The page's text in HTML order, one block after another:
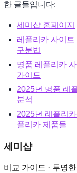
한 글들입니다:
세미샵 홈페이지
레플리카 사이트
구분법
명품 레플리카
가이드
2025년 명품 레
분석
2025년 레플리
플리카 제품들
세미샵
비교 가이드 · 투명